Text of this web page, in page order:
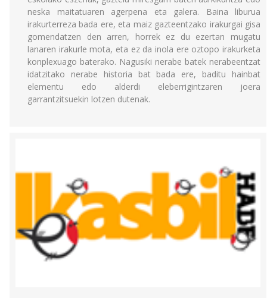
neska maitatuaren agerpena eta galera. Baina liburua
irakurterreza bada ere, eta maiz gazteentzako irakurgai gisa
gomendatzen den arren, horrek ez du ezertan mugatu
lanaren irakurle mota, eta ez da inola ere oztopo irakurketa
konplexuago baterako. Nagusiki nerabe batek nerabeentzat
idatzitako nerabe historia bat bada ere, baditu hainbat
elementu edo alderdi eleberrigintzaren joera
garrantzitsuekin lotzen dutenak.